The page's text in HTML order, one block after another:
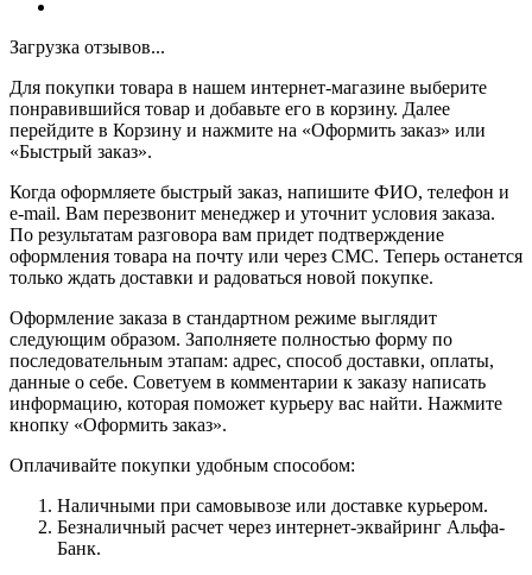
Загрузка отзывов...
Для покупки товара в нашем интернет-магазине выберите
понравившийся товар и добавьте его в корзину. Далее
перейдите в Корзину и нажмите на «Оформить заказ» или
«Быстрый заказ».
Когда оформляете быстрый заказ, напишите ФИО, телефон и
e-mail. Вам перезвонит менеджер и уточнит условия заказа.
По результатам разговора вам придет подтверждение
оформления товара на почту или через СМС. Теперь останется
только ждать доставки и радоваться новой покупке.
Оформление заказа в стандартном режиме выглядит
следующим образом. Заполняете полностью форму по
последовательным этапам: адрес, способ доставки, оплаты,
данные о себе. Советуем в комментарии к заказу написать
информацию, которая поможет курьеру вас найти. Нажмите
кнопку «Оформить заказ».
Оплачивайте покупки удобным способом:
Наличными при самовывозе или доставке курьером.
Безналичный расчет через интернет-эквайринг Альфа-
Банк.